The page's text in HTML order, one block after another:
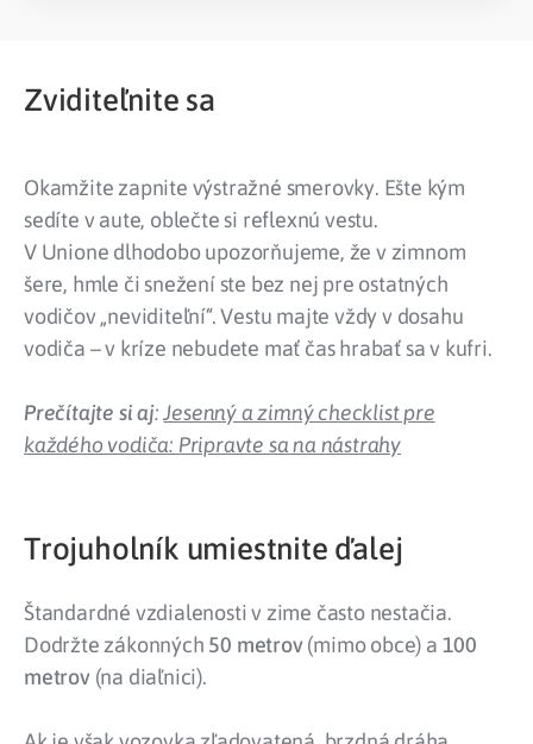
Zviditeľnite sa
Okamžite zapnite výstražné smerovky. Ešte kým
sedíte v aute, oblečte si reflexnú vestu.
V Unione dlhodobo upozorňujeme, že v zimnom
šere, hmle či snežení ste bez nej pre ostatných
vodičov „neviditeľní“. Vestu majte vždy v dosahu
vodiča – v kríze nebudete mať čas hrabať sa v kufri.
Prečítajte si aj:Jesenný a zimný checklist pre
každého vodiča: Pripravte sa na nástrahy
Trojuholník umiestnite ďalej
Štandardné vzdialenosti v zime často nestačia.
Dodržte zákonných 50 metrov(mimo obce) a 100
metrov(na diaľnici).